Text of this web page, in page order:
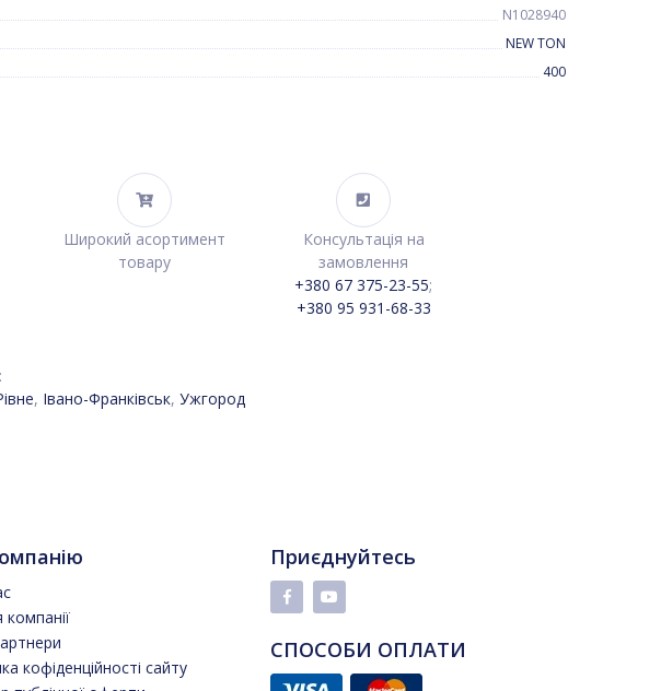
N1028940
NEW TON
400
Широкий асортимент
товару
Консультація на
замовлення
+380 67 375-23-55;
+380 95 931-68-33
, Івано-Франківськ, Ужгород
компанії
кофіденційності сайту
Приєднуйтесь
СПОСОБИ ОПЛАТИ